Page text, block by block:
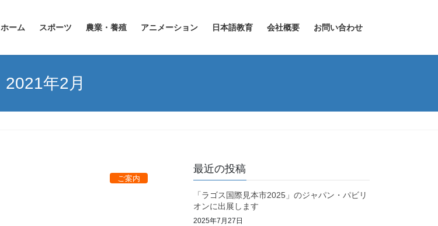
ホーム スポーツ 農業・養殖 アニメーション 日本語教育 会社概要 お問い合わせ
2021年2月
ご案内
最近の投稿
「ラゴス国際見本市2025」のジャパン・パビリ
オンに出展します
2025年7月27日